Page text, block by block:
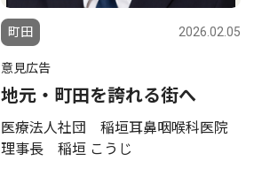
町田 2026.02.05
意見広告
地元・町田を誇れる街へ
医療法人社団 稲垣耳鼻咽喉科医院
理事長 稲垣 こうじ